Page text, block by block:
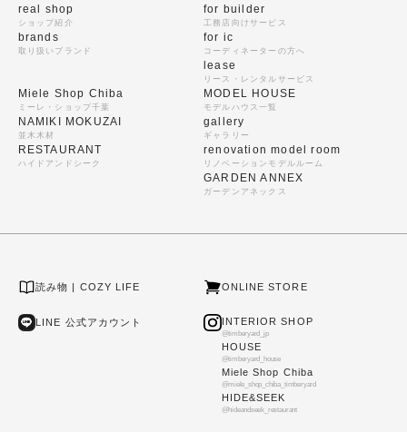
real shop
ショップ紹介
brands
取り扱いブランド
for builder
工務店向けサービス
for ic
コーディネーターの方へ
lease
リース・レンタルサービス
Miele Shop Chiba
ミーレ・ショップ千葉
NAMIKI MOKUZAI
並木木材
RESTAURANT
ハイドアンドシーク
MODEL HOUSE
モデルハウス一覧
gallery
ギャラリー
renovation model room
リノベーションモデルルーム
GARDEN ANNEX
ガーデンアネックス
読み物 | COZY LIFE ONLINE STORE
LINE 公式アカウント INTERIOR SHOP
@timberyard_jp
HOUSE
@timberyard_house
Miele Shop Chiba
@miele_shop_chiba_timberyard
HIDE&SEEK
@hideandseek_restaurant